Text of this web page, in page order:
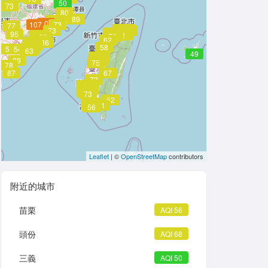
67
64
56
61
79
66
70
83
73
60
71
61
66
78
73
107
62
73
107
62
69
56
73
49
66
89
58
90
66
86
64
73
80
64
68
54
62
79
68
73
88
75
73
89
58
60
54
75
85
62
88
64
73
50
54
60
87
52
73
68
86
63
71
60
66
95
77
73
73
66
75
Leaflet | ©OpenStreetMapcontributors
附近的城市
苗栗 AQI 56
頭份 AQI 68
三義 AQI 50